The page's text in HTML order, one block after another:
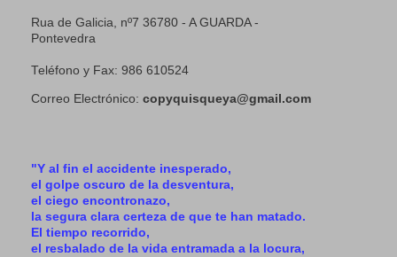
Rua de Galicia, nº7 36780 - A GUARDA -
Pontevedra
Teléfono y Fax: 986 610524
Correo Electrónico: copyquisqueya@gmail.com
"Y al fin el accidente inesperado,
el golpe oscuro de la desventura,
el ciego encontronazo,
la segura clara certeza de que te han matado.
El tiempo recorrido,
el resbalado de la vida entramada a la locura,